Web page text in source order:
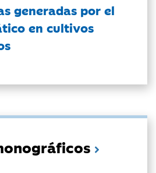
generadas por el
en cultivos